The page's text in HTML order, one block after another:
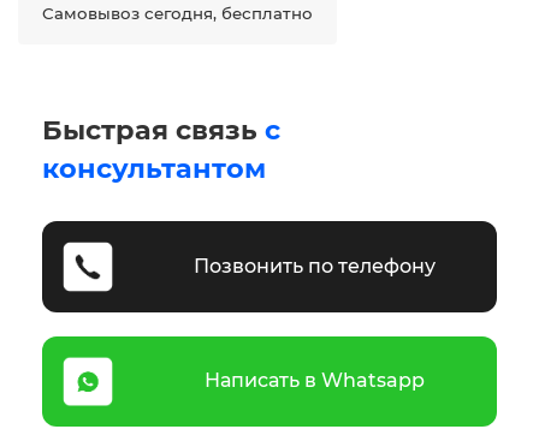
Самовывоз сегодня, бесплатно
Быстрая связь с
консультантом
Позвонить по телефону
Написать в Whatsapp